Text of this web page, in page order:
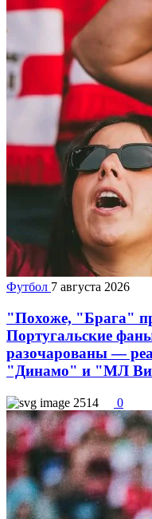
Футбол 7 августа 2026
"Похоже, "Брага"
Португальские
разочарованы —
"Динамо" и "МЛ
2514 0